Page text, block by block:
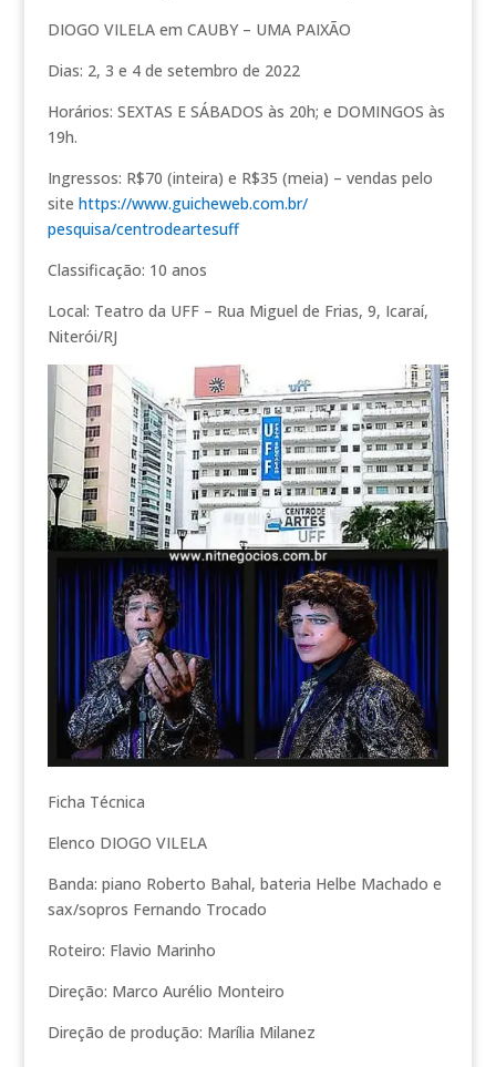
DIOGO VILELA em CAUBY – UMA PAIXÃO
Dias: 2, 3 e 4 de setembro de 2022
Horários: SEXTAS E SÁBADOS às 20h; e DOMINGOS às
19h.
Ingressos: R$70 (inteira) e R$35 (meia) – vendas pelo
site https://www.guicheweb.com.br/
pesquisa/centrodeartesuff
Classificação: 10 anos
Local: Teatro da UFF – Rua Miguel de Frias, 9, Icaraí,
Niterói/RJ
Ficha Técnica
Elenco DIOGO VILELA
Banda: piano Roberto Bahal, bateria Helbe Machado e
sax/sopros Fernando Trocado
Roteiro: Flavio Marinho
Direção: Marco Aurélio Monteiro
Direção de produção: Marília Milanez